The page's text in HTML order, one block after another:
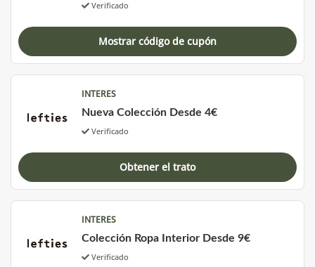
Verificado
Mostrar código de cupón
INTERES
Nueva Colección Desde 4€
Verificado
Obtener el trato
INTERES
Colección Ropa Interior Desde 9€
Verificado